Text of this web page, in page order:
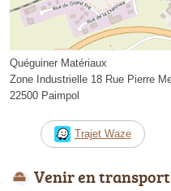
Quéguiner Matériaux
Zone Industrielle 18 Rue Pierre
22500 Paimpol
Trajet Waze
Venir en